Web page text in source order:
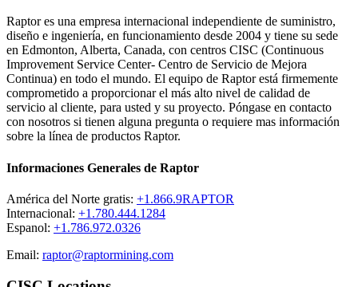
Raptor es una empresa internacional independiente de suministro,
diseño e ingeniería, en funcionamiento desde 2004 y tiene su sede
en Edmonton, Alberta, Canada, con centros CISC (Continuous
Improvement Service Center- Centro de Servicio de Mejora
Continua) en todo el mundo. El equipo de Raptor está firmemente
comprometido a proporcionar el más alto nivel de calidad de
servicio al cliente, para usted y su proyecto. Póngase en contacto
con nosotros si tienen alguna pregunta o requiere mas información
sobre la línea de productos Raptor.
Informaciones Generales de Raptor
América del Norte gratis: +1.866.9RAPTOR
Internacional: +1.780.444.1284
Espanol: +1.786.972.0326
Email: raptor@raptormining.com